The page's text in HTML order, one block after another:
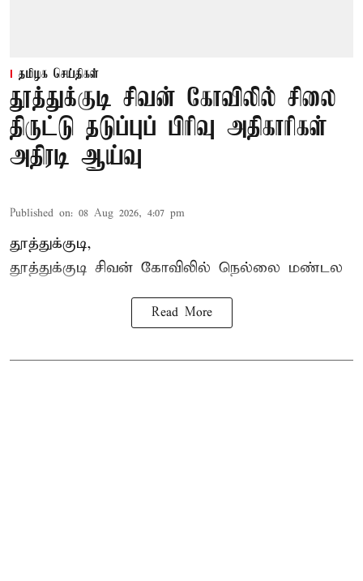
தமிழக செய்திகள்
தூத்துக்குடி சிவன் கோவிலில் சிலை
திருட்டு தடுப்புப் பிரிவு அதிகாரிகள்
அதிரடி ஆய்வு
Published on: 08 Aug 2026, 4:07 pm
தூத்துக்குடி,
தூத்துக்குடி சிவன் கோவிலில் நெல்லை மண்டல
Read More